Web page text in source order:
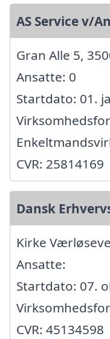
AS Service v/
Gran Alle 5,
Ansatte: 0
Startdato: 01.
CVR: 25814169
Dansk
Kirke
Ansatte:
Startdato: 07.
CVR: 45134598